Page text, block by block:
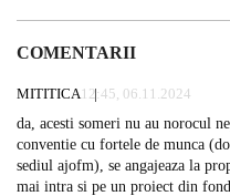
COMENTARII
MITITICA 12:45, 06.11.2024
da, acesti someri nu au norocul
conventie cu fortele de munca
sediul ajofm), se angajeaza la
mai intra si pe un proiect din